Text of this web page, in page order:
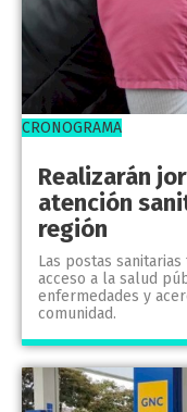
CRONOGRAMA
Realizarán
atención
región
Las postas
acceso a la salud
enfermedades y
comunidad.